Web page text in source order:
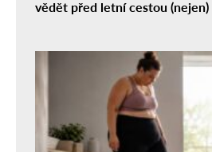
vědět před letní cestou (nejen)